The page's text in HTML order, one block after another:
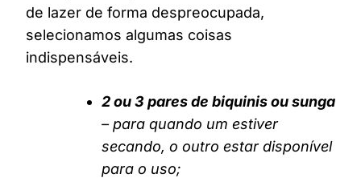
de lazer de forma despreocupada,
selecionamos algumas coisas
indispensáveis.
2 ou 3 pares de biquinis ou sunga
– para quando um estiver
secando, o outro estar disponível
para o uso;